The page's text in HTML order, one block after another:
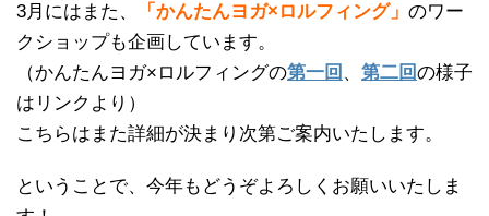
3月にはまた、
「かんたんヨガ×ロルフィング」 のワー
クショップも企画しています。
（かんたんヨガ×ロルフィングの第一回 、 第二回の様子
はリンクより）
こちらはまた詳細が決まり次第ご案内いたします。
ということで、今年もどうぞよろしくお願いいたしま